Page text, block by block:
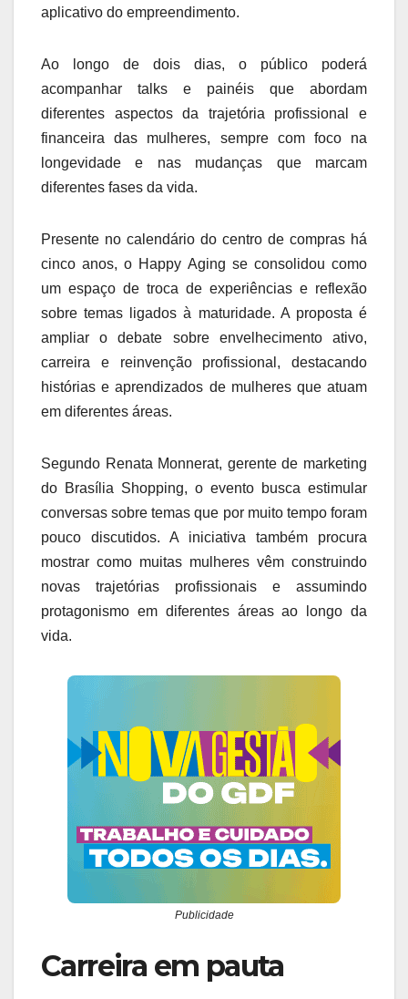
aplicativo do empreendimento.
Ao longo de dois dias, o público poderá
acompanhar talks e painéis que abordam
diferentes aspectos da trajetória profissional e
financeira das mulheres, sempre com foco na
longevidade e nas mudanças que marcam
diferentes fases da vida.
Presente no calendário do centro de compras há
cinco anos, o Happy Aging se consolidou como
um espaço de troca de experiências e reflexão
sobre temas ligados à maturidade. A proposta é
ampliar o debate sobre envelhecimento ativo,
carreira e reinvenção profissional, destacando
histórias e aprendizados de mulheres que atuam
em diferentes áreas.
Segundo Renata Monnerat, gerente de marketing
do Brasília Shopping, o evento busca estimular
conversas sobre temas que por muito tempo foram
pouco discutidos. A iniciativa também procura
mostrar como muitas mulheres vêm construindo
novas trajetórias profissionais e assumindo
protagonismo em diferentes áreas ao longo da
vida.
Publicidade
Carreira em pauta